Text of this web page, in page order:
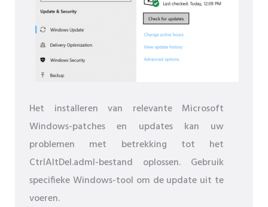
Het installeren van relevante Microsoft
Windows-patches en updates kan uw
problemen met betrekking tot het
CtrlAltDel.adml-bestand oplossen. Gebruik
specifieke Windows-tool om de update uit te
voeren.